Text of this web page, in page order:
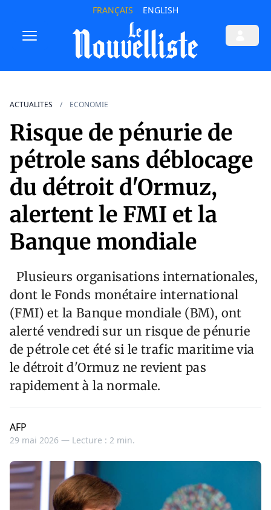
FRANÇAIS ENGLISH
ACTUALITES ECONOMIE
Risque de pénurie de
pétrole sans déblocage
du détroit d'Ormuz,
alertent le FMI et la
Banque mondiale
Plusieurs organisations internationales,
dont le Fonds monétaire international
(FMI) et la Banque mondiale (BM), ont
alerté vendredi sur un risque de pénurie
de pétrole cet été si le trafic maritime via
le détroit d'Ormuz ne revient pas
rapidement à la normale.
AFP
29 mai 2026 — Lecture : 2 min.